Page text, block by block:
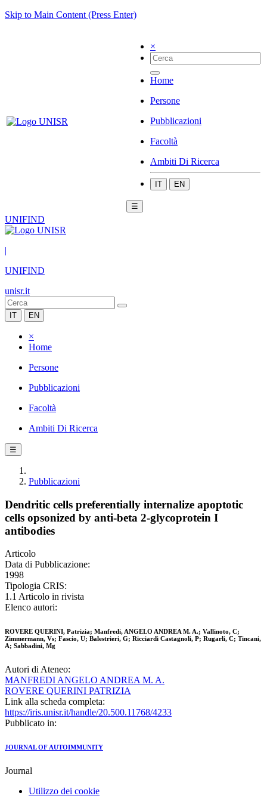
Skip to Main Content (Press Enter)
×
Home
Persone
Pubblicazioni
Facoltà
Ambiti Di Ricerca
IT EN
☰
UNIFIND
|
UNIFIND
unisr.it
IT EN
×
Home
Persone
Pubblicazioni
Facoltà
Ambiti Di Ricerca
☰
Pubblicazioni
Dendritic cells preferentially internalize apoptotic
cells opsonized by anti-beta 2-glycoprotein I
antibodies
Articolo
Data di Pubblicazione:
1998
Tipologia CRIS:
1.1 Articolo in rivista
Elenco autori:
ROVERE QUERINI, Patrizia; Manfredi, ANGELO ANDREA M. A.; Vallinoto, C;
Zimmermann, Vs; Fascio, U; Balestrieri, G; Ricciardi Castagnoli, P; Rugarli, C; Tincani,
A; Sabbadini, Mg
Autori di Ateneo:
MANFREDI ANGELO ANDREA M. A.
ROVERE QUERINI PATRIZIA
Link alla scheda completa:
https://iris.unisr.it/handle/20.500.11768/4233
Pubblicato in:
JOURNAL OF AUTOIMMUNITY
Journal
Utilizzo dei cookie